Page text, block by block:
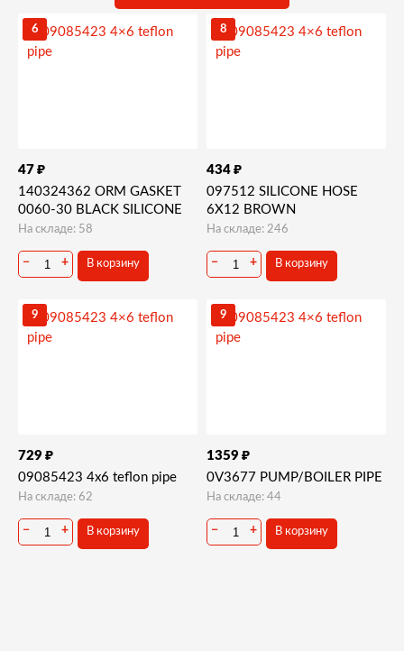
6
47 ₽
140324362 ORM GASKET
0060-30 BLACK SILICONE
На складе: 58
− + В корзину
8
434 ₽
097512 SILICONE HOSE
6X12 BROWN
На складе: 246
− + В корзину
9
729 ₽
09085423 4x6 teflon pipe
На складе: 62
− + В корзину
9
1359 ₽
0V3677 PUMP/BOILER PIPE
На складе: 44
− + В корзину